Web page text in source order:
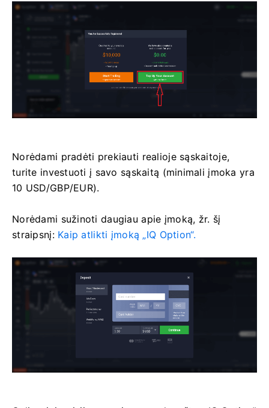
Norėdami pradėti prekiauti realioje sąskaitoje,
turite investuoti į savo sąskaitą (minimali įmoka yra
10 USD/GBP/EUR).
Norėdami sužinoti daugiau apie įmoką, žr. šį
straipsnį: Kaip atlikti įmoką „IQ Option“.